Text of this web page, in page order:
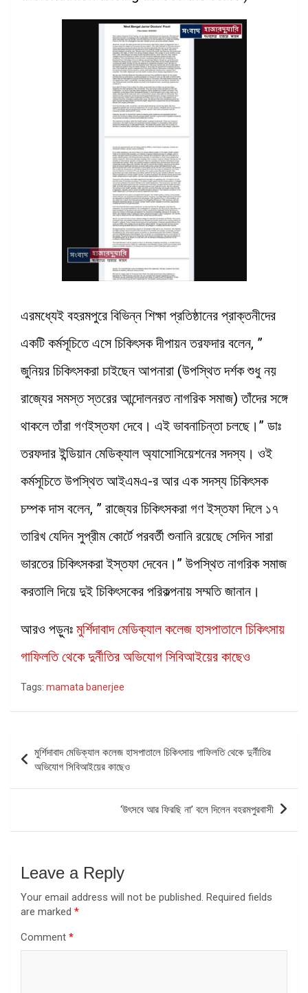
এরমধ্যেই বহরমপুরে বিভিন্ন শিক্ষা প্রতিষ্ঠানের প্রাক্তনীদের
একটি কর্মসূচিতে এসে চিকিৎসক দীপায়ন তরফদার বলেন, ”
জুনিয়র চিকিৎসকরা চাইছেন আপনারা (উপস্থিত দর্শক শুধু নয়
রাজ্যের সমস্ত স্তরের আন্দোলনরত নাগরিক সমাজ) তাঁদের সঙ্গে
থাকলে তাঁরা গণইস্তফা দেবে। এই ভাবনাচিন্তা চলছে।” ডাঃ
তরফদার ইন্ডিয়ান মেডিক্যাল অ্যাসোসিয়েশনের সদস্য। ওই
কর্মসূচিতে উপস্থিত আইএমএ-র আর এক সদস্য চিকিৎসক
চম্পক দাস বলেন, ” রাজ্যের চিকিৎসকরা গণ ইস্তফা দিলে ১৭
তারিখ যেদিন সুপ্রীম কোর্টে পরবর্তী শুনানি রয়েছে সেদিন সারা
ভারতের চিকিৎসকরা ইস্তফা দেবেন।” উপস্থিত নাগরিক সমাজ
করতালি দিয়ে দুই চিকিৎসকের পরিকল্পনায় সম্মতি জানান।
আরও পড়ুনঃ মুর্শিদাবাদ মেডিক্যাল কলেজ হাসপাতালে চিকিৎসায়
গাফিলতি থেকে দুর্নীতির অভিযোগ সিবিআইয়ের কাছেও
Tags: mamata banerjee
navigation
মুর্শিদাবাদ মেডিক্যাল কলেজ হাসপাতালে চিকিৎসায় গাফিলতি থেকে দুর্নীতির
অভিযোগ সিবিআইয়ের কাছেও
‘উৎসবে আর ফিরছি না’ বলে দিলেন বহরমপুরবাসী
Leave a Reply
Your email address will not be published. Required fields
are marked *
Comment *